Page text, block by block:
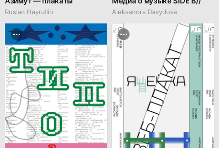
Ruslan Hayrullin Aleksandra Davydova